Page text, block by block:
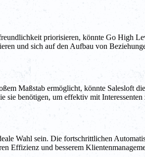
priorisieren, könnte Go High
und sich auf den Aufbau von
Maßstab ermöglicht, könnte Salesloft
sie benötigen, um effektiv mit
Wahl sein. Die fortschrittlichen
Effizienz und besserem